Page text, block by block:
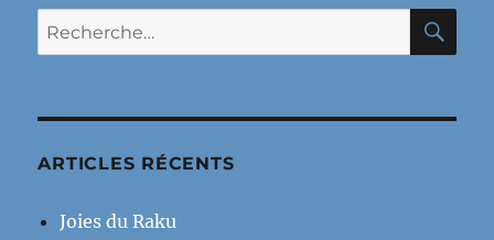
ENT
Recherche
pour :
ARTICLES RÉCENTS
Joies du Raku